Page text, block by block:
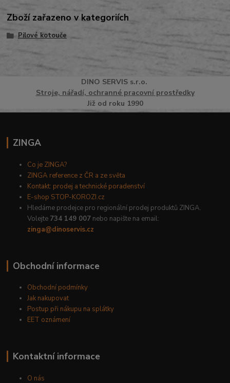
Zboží zařazeno v kategoriích
Pilové kotouče
DINO SERVISs.r.o.
Stroje, nářadí, ochranné pracovní prostředky
Již od roku 1990
ZINGA
Co je ZINGA?
ZINGA reference z ČR a ze světa
Kontakt: prodej a technické poradenství
E-shop STOP-KOROZI.cz
Hledáme prodejce pro regionální prodej produktů ZINGA.
Volejte 734 149 007 nebo napište na email:
zinga@dinoservis.cz
Obchodní informace
Obchodní podmínky
Jak nakupovat
Postup při nákupu na splátky
EET oznámení
Kontaktní informace
O nás